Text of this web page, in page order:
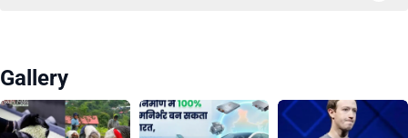
Gallery